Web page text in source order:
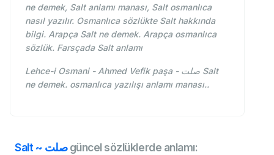
ne demek, Salt anlamı manası, Salt osmanlıca
nasıl yazılır. Osmanlıca sözlükte Salt hakkında
bilgi. Arapça Salt ne demek. Arapça osmanlıca
sözlük. Farsçada Salt anlamı
Lehce-i Osmani - Ahmed Vefik paşa - صلت Salt
ne demek. osmanlıca yazılışı anlamı manası..
Salt ~ صلتgüncel sözlüklerde anlamı: